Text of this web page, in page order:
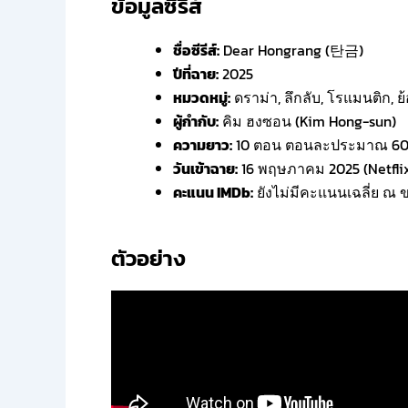
ชื่อซีรีส์: Dear Hongrang (탄금)
ปีที่ฉาย:2025
หมวดหมู่: ดราม่า, ลึกลับ, โรแมนติก,
ผู้กำกับ: คิม ฮงซอน (Kim Hong-sun)
ความยาว:10 ตอน ตอนละประมาณ
วันเข้าฉาย:16 พฤษภาคม 2025
คะแนน IMDb: ยังไม่มีคะแนนเฉลี่ย ณ
ตัวอย่าง